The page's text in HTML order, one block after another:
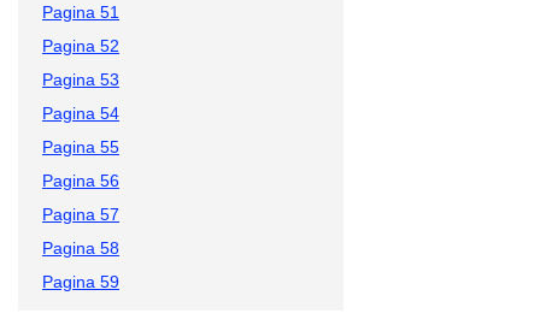
Pagina 51
Pagina 52
Pagina 53
Pagina 54
Pagina 55
Pagina 56
Pagina 57
Pagina 58
Pagina 59